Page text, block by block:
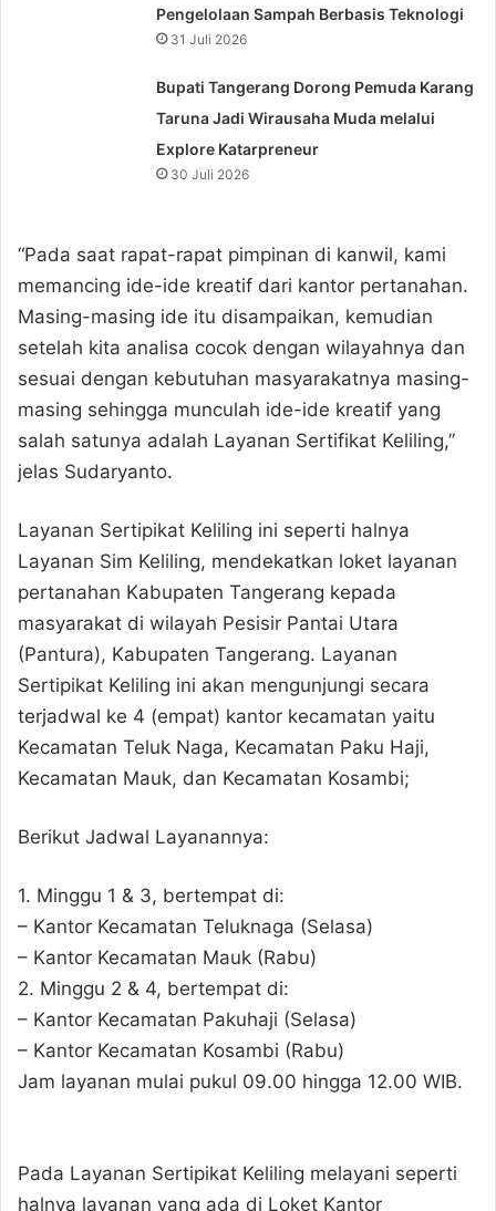
Pengelolaan Sampah Berbasis Teknologi
31 Juli 2026
Bupati Tangerang Dorong Pemuda Karang
Taruna Jadi Wirausaha Muda melalui
Explore Katarpreneur
30 Juli 2026
“Pada saat rapat-rapat pimpinan di kanwil, kami
memancing ide-ide kreatif dari kantor pertanahan.
Masing-masing ide itu disampaikan, kemudian
setelah kita analisa cocok dengan wilayahnya dan
sesuai dengan kebutuhan masyarakatnya masing-
masing sehingga munculah ide-ide kreatif yang
salah satunya adalah Layanan Sertifikat Keliling,”
jelas Sudaryanto.
Layanan Sertipikat Keliling ini seperti halnya
Layanan Sim Keliling, mendekatkan loket layanan
pertanahan Kabupaten Tangerang kepada
masyarakat di wilayah Pesisir Pantai Utara
(Pantura), Kabupaten Tangerang. Layanan
Sertipikat Keliling ini akan mengunjungi secara
terjadwal ke 4 (empat) kantor kecamatan yaitu
Kecamatan Teluk Naga, Kecamatan Paku Haji,
Kecamatan Mauk, dan Kecamatan Kosambi;
Berikut Jadwal Layanannya:
1. Minggu 1 & 3, bertempat di:
– Kantor Kecamatan Teluknaga (Selasa)
– Kantor Kecamatan Mauk (Rabu)
2. Minggu 2 & 4, bertempat di:
– Kantor Kecamatan Pakuhaji (Selasa)
– Kantor Kecamatan Kosambi (Rabu)
Jam layanan mulai pukul 09.00 hingga 12.00 WIB.
Pada Layanan Sertipikat Keliling melayani seperti
halnya layanan yang ada di Loket Kantor